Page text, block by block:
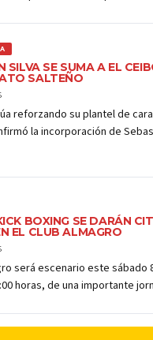
SILVA SE SUMA A EL
SALTEÑO
reforzando su plantel de
la incorporación de
BOXING SE DARÁN
EL CLUB ALMAGRO
será escenario este sábado
horas, de una importante